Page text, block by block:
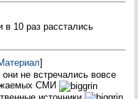
в 10 раз расстались
]
не встречались вовсе
СМИ